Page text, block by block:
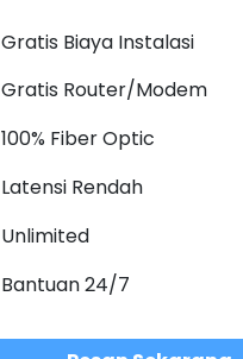
Gratis Biaya Instalasi
Gratis Router/Modem
100% Fiber Optic
Latensi Rendah
Unlimited
Bantuan 24/7